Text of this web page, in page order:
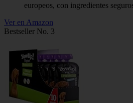
europeos, con ingredientes
Ver en Amazon
Bestseller No. 3